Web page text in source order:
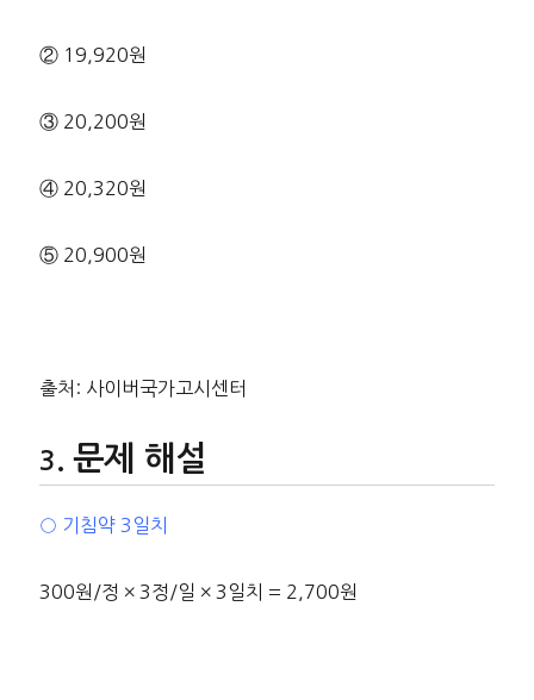
② 19,920원
③ 20,200원
④ 20,320원
⑤ 20,900원
출처: 사이버국가고시센터
문제 해설
○ 기침약 3일치
300원/정 × 3정/일 × 3일치 = 2,700원